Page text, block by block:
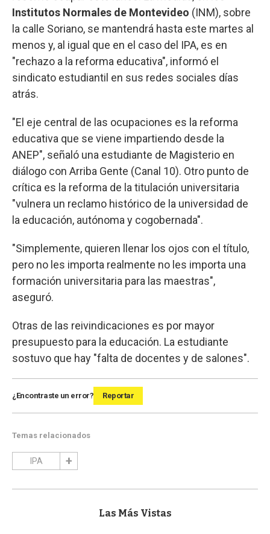
Institutos Normales de Montevideo (INM), sobre
la calle Soriano, se mantendrá hasta este martes al
menos y, al igual que en el caso del IPA, es en
"rechazo a la reforma educativa", informó el
sindicato estudiantil en sus redes sociales días
atrás.
"El eje central de las ocupaciones es la reforma
educativa que se viene impartiendo desde la
ANEP", señaló una estudiante de Magisterio en
diálogo con Arriba Gente (Canal 10). Otro punto de
crítica es la reforma de la titulación universitaria
"vulnera un reclamo histórico de la universidad de
la educación, autónoma y cogobernada".
"Simplemente, quieren llenar los ojos con el título,
pero no les importa realmente no les importa una
formación universitaria para las maestras",
aseguró.
Otras de las reivindicaciones es por mayor
presupuesto para la educación. La estudiante
sostuvo que hay "falta de docentes y de salones".
¿Encontraste un error? Reportar
Temas relacionados
IPA
Las Más Vistas